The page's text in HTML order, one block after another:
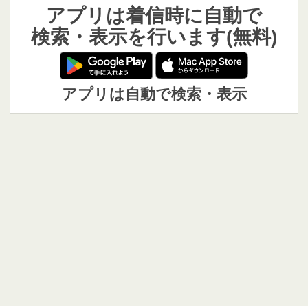
アプリは着信時に自動で
検索・表示を行います(無料)
アプリは自動で検索・表示